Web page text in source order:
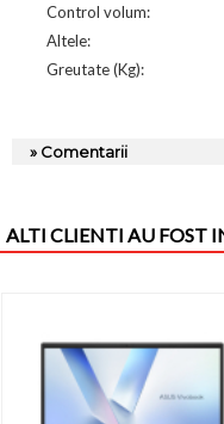
Control volum:
Altele:
Greutate (Kg):
» Comentarii
ALTI CLIENTI AU FOST